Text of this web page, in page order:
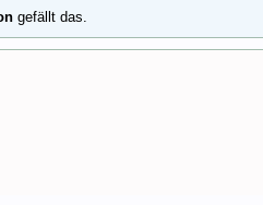
gefällt das.